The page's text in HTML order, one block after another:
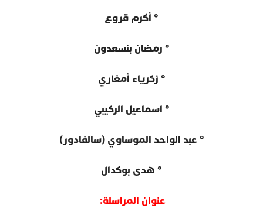
° أكرم قروع
° رمضان بنسعدون
° زكرياء أمغاري
° اسماعيل الركيبي
° عبد الواحد الموساوي (سالفادور)
° هدى بوكدال
عنوان المراسلة: